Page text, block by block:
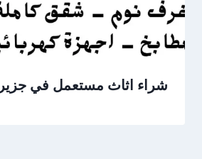
شراء اثاث مستعمل في